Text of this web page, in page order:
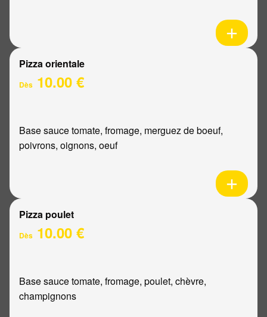
Pizza orientale
Dès 10.00 €
Base sauce tomate, fromage, merguez de boeuf,
poivrons, oignons, oeuf
Pizza poulet
Dès 10.00 €
Base sauce tomate, fromage, poulet, chèvre,
champignons